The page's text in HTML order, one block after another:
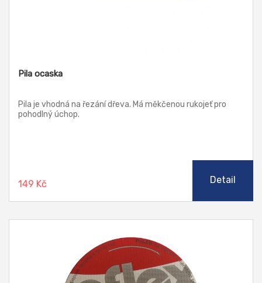
Pila ocaska
Pila je vhodná na řezání dřeva. Má měkčenou rukojeť pro
pohodlný úchop.
149 Kč Detail